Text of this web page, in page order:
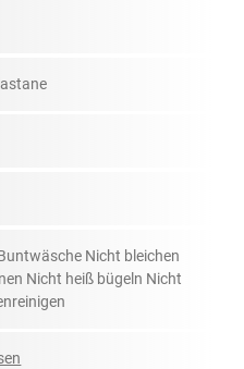
Nicht bleichen
Nicht heiß bügeln Nicht